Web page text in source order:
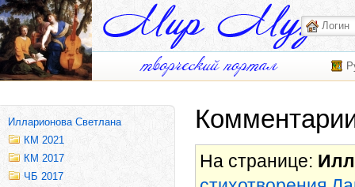
Илларионова Светлана
КМ 2021
КМ 2017
ЧБ 2017
На странице: